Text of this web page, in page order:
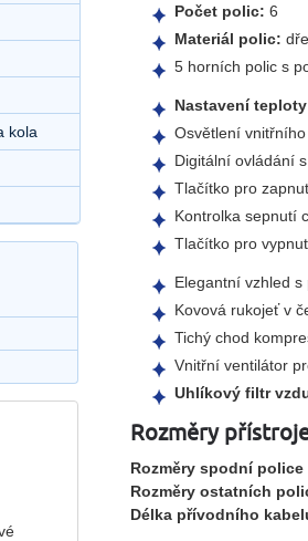
Počet polic: 6
Materiál polic:
5 horních polic s
Nastavení
Osvětlení
Digitální ovládání
Tlačítko pro
Kontrolka sepnutí
Tlačítko pro
Elegantní vzhled
Kovová rukojeť v
Tichý chod
Vnitřní ventilátor
Uhlíkový filtr
Rozměry
Rozměry spodní police
Rozměry ostatních
Délka přívodního
kola